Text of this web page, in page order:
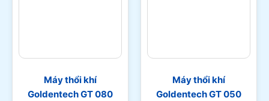
Máy thổi khí
Goldentech GT 080
Máy thổi khí
Goldentech GT 050